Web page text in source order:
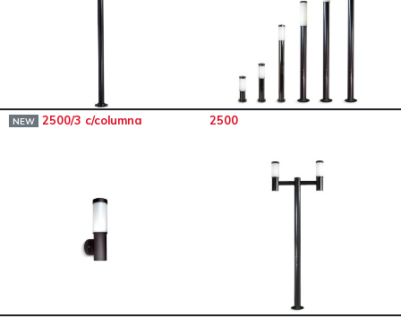
NEW 2500/3 c/columna 2500